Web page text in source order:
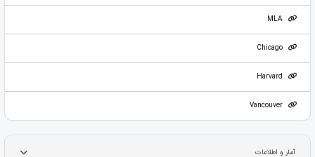
MLA
Chicago
Vancouver
آمار و اطلاعات